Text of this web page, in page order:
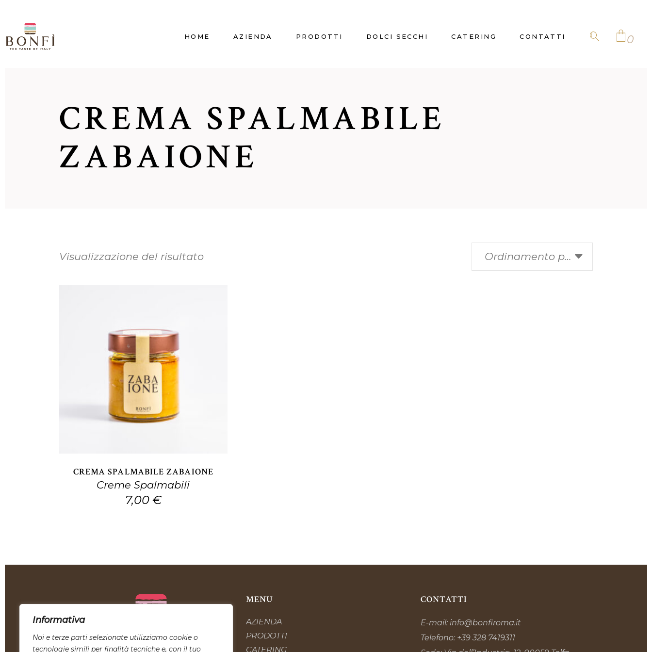
Informativa
Noi e terze parti selezionate utilizziamo cookie o
tecnologie simili per finalità tecniche e, con il tuo
HOME AZIENDA PRODOTTI DOLCI SECCHI CATERING CONTATTI 0
CREMA SPALMABILE
ZABAIONE
Visualizzazione del risultato Ordinamento predefinito
AGGIUNGI AL CARRELLO
CREMA SPALMABILE ZABAIONE
Creme Spalmabili
7,00 €
the taste of italy
MENU
AZIENDA
PRODOTTI
CATERING
CONTATTI
E-mail: info@bonfiroma.it
Telefono: +39 328 7419311